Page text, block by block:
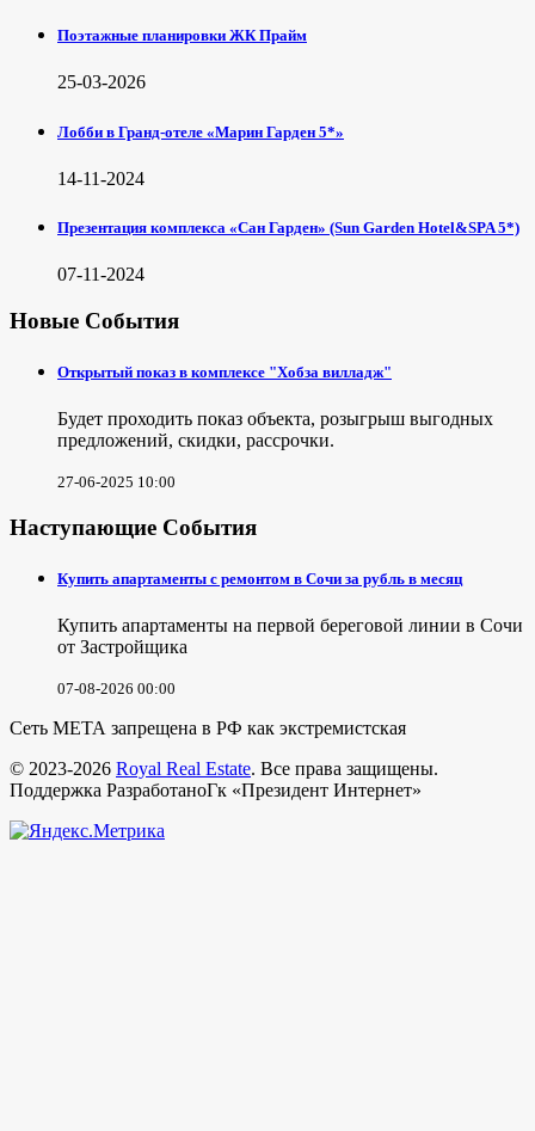
Поэтажные планировки ЖК Прайм
25-03-2026
Лобби в Гранд-отеле «Марин Гарден 5*»
14-11-2024
Презентация комплекса «Сан Гарден» (Sun Garden Hotel&SPA 5*)
07-11-2024
Новые События
Открытый показ в комплексе "Хобза вилладж"
Будет проходить показ объекта, розыгрыш выгодных
предложений, скидки, рассрочки.
27-06-2025 10:00
Наступающие События
Купить апартаменты с ремонтом в Сочи за рубль в месяц
Купить апартаменты на первой береговой линии в Сочи
от Застройщика
07-08-2026 00:00
Сеть МЕТА запрещена в РФ как экстремистская
© 2023-2026 Royal Real Estate. Все права защищены.
Поддержка РазработаноГк «Президент Интернет»